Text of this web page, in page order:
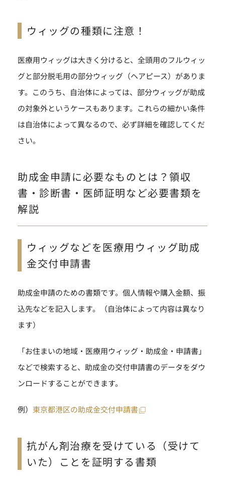
ウィッグの種類に注意！
医療用ウィッグは大きく分けると、全頭用のフルウィッ
グと部分脱毛用の部分ウィッグ（ヘアピース）がありま
す。このうち、自治体によっては、部分ウィッグが助成
の対象外というケースもあります。これらの細かい条件
は自治体によって異なるので、必ず詳細を確認してくだ
さい。
助成金申請に必要なものとは？領収
書・診断書・医師証明など必要書類を
解説
ウィッグなどを医療用ウィッグ助成
金交付申請書
助成金申請のための書類です。個人情報や購入金額、振
込先などを記入します。（自治体によって内容は異なり
ます）
「お住まいの地域・医療用ウィッグ・助成金・申請書」
などで検索すると、助成金の交付申請書のデータをダウ
ンロードすることができます。
例） 東京都港区の助成金交付申請書
抗がん剤治療を受けている（受けて
いた）ことを証明する書類